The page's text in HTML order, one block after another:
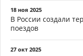
18 ноя 2025
В России создали
поездов
27 окт 2025